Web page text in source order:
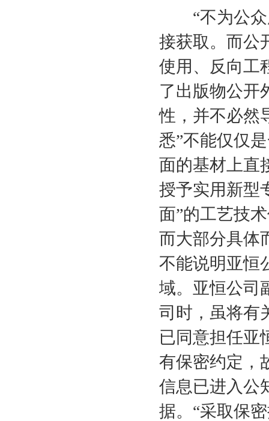
“不为公众
接获取。而公
使用、反向工
了出版物公开
性，并不必然
悉”不能仅仅
面的基材上直
授予实用新型
面”的工艺技
而大部分具体
不能说明亚恒
域。亚恒公司
司时，虽将有
已同意担任亚
有保密约定，
信息已进入公
据。“采取保